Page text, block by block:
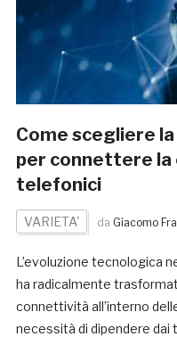
Come scegliere
per connettere la
telefonici
VARIETA' da Giacomo
L’evoluzione tecnologica
ha radicalmente
connettività all’interno
necessità di dipendere dai